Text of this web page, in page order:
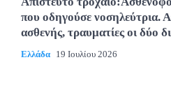
που οδηγούσε νοσηλεύτρια.
ασθενής, τραυματίες οι δύο
Ελλάδα 19 Ιουλίου 2026